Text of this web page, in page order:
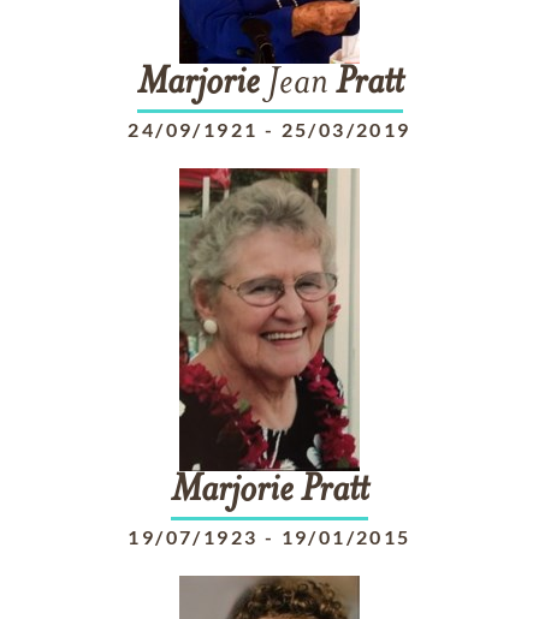
MarjorieJean Pratt
24/09/1921 - 25/03/2019
MarjoriePratt
19/07/1923 - 19/01/2015